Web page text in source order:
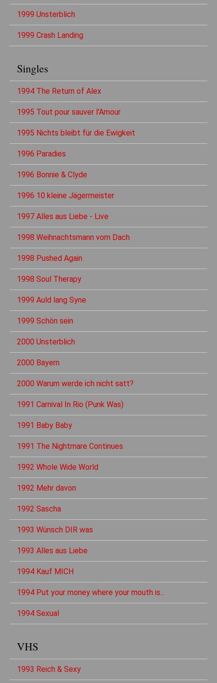
1999 Unsterblich
1999 Crash Landing
Singles
1994 The Return of Alex
1995 Tout pour sauver l'Amour
1995 Nichts bleibt für die Ewigkeit
1996 Paradies
1996 Bonnie & Clyde
1996 10 kleine Jägermeister
1997 Alles aus Liebe - Live
1998 Weihnachtsmann vom Dach
1998 Pushed Again
1998 Soul Therapy
1999 Auld lang Syne
1999 Schön sein
2000 Unsterblich
2000 Bayern
2000 Warum werde ich nicht satt?
1991 Carnival In Rio (Punk Was)
1991 Baby Baby
1991 The Nightmare Continues
1992 Whole Wide World
1992 Mehr davon
1992 Sascha
1993 Wünsch DIR was
1993 Alles aus Liebe
1994 Kauf MICH
1994 Put your money where your mouth is...
1994 Sexual
VHS
1993 Reich & Sexy